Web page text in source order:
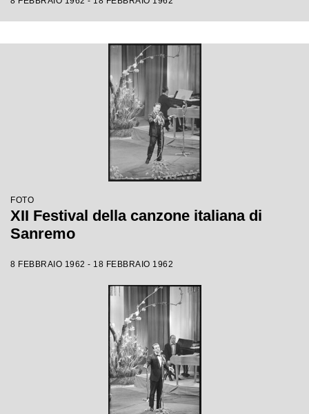
FOTO
XII Festival della canzone italiana di
Sanremo
8 FEBBRAIO 1962 - 18 FEBBRAIO 1962